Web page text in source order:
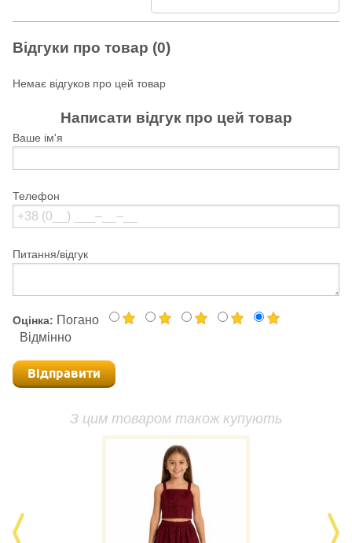
Відгуки про товар (0)
Немає відгуков про цей товар
Написати відгук про цей товар
Ваше ім'я
Телефон
Питання/відгук
Оцінка: Погано
Відмінно
Відправити
З цим товаром також купують